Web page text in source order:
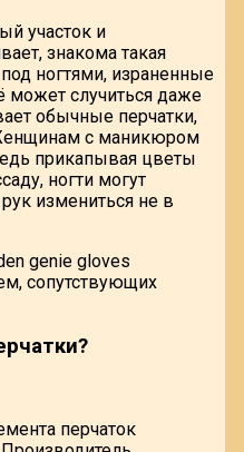
участок и
знакома такая
ногтями, израненные
случиться даже
обычные перчатки,
с маникюром
прикапывая цветы
ногти могут
измениться не в
genie gloves
сопутствующих
перчаток